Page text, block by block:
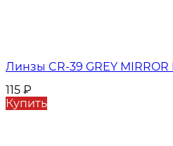
Линзы CR-39 GREY MIRROR
115 ₽
Купить